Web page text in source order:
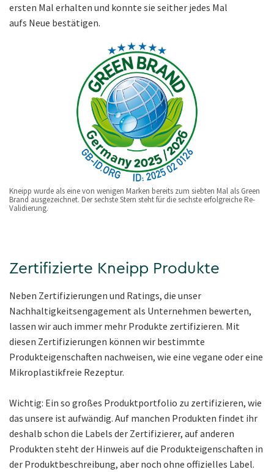
Kneipp wurde als eine von wenigen Marken bereits zum siebten Mal als Green
Brand ausgezeichnet. Der sechste Stern steht für die sechste erfolgreiche Re-
Validierung.
ersten Mal erhalten und konnte sie seither jedes Mal
aufs Neue bestätigen.
Zertifizierte Kneipp Produkte
Neben Zertifizierungen und Ratings, die unser
Nachhaltigkeitsengagement als Unternehmen bewerten,
lassen wir auch immer mehr Produkte zertifizieren. Mit
diesen Zertifizierungen können wir bestimmte
Produkteigenschaften nachweisen, wie eine vegane oder eine
Mikroplastikfreie Rezeptur.
Wichtig: Ein so großes Produktportfolio zu zertifizieren, wie
das unsere ist aufwändig. Auf manchen Produkten findet ihr
deshalb schon die Labels der Zertifizierer, auf anderen
Produkten steht der Hinweis auf die Produkteigenschaften in
der Produktbeschreibung, aber noch ohne offizielles Label.